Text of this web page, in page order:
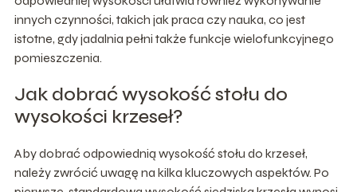
innych czynności, takich jak praca czy nauka, co jest
istotne, gdy jadalnia pełni także funkcje wielofunkcyjnego
pomieszczenia.
Jak dobrać wysokość stołu do
wysokości krzeseł?
Aby dobrać odpowiednią wysokość stołu do krzeseł,
należy zwrócić uwagę na kilka kluczowych aspektów. Po